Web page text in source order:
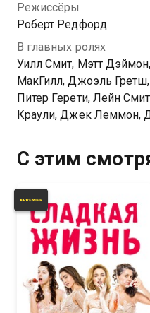
Режиссёры
Роберт Редфорд
В главных ролях
Уилл Смит, Мэтт
МакГилл, Джоэль
Питер Герети, Лейн
Краули, Джек Леммон,
С этим